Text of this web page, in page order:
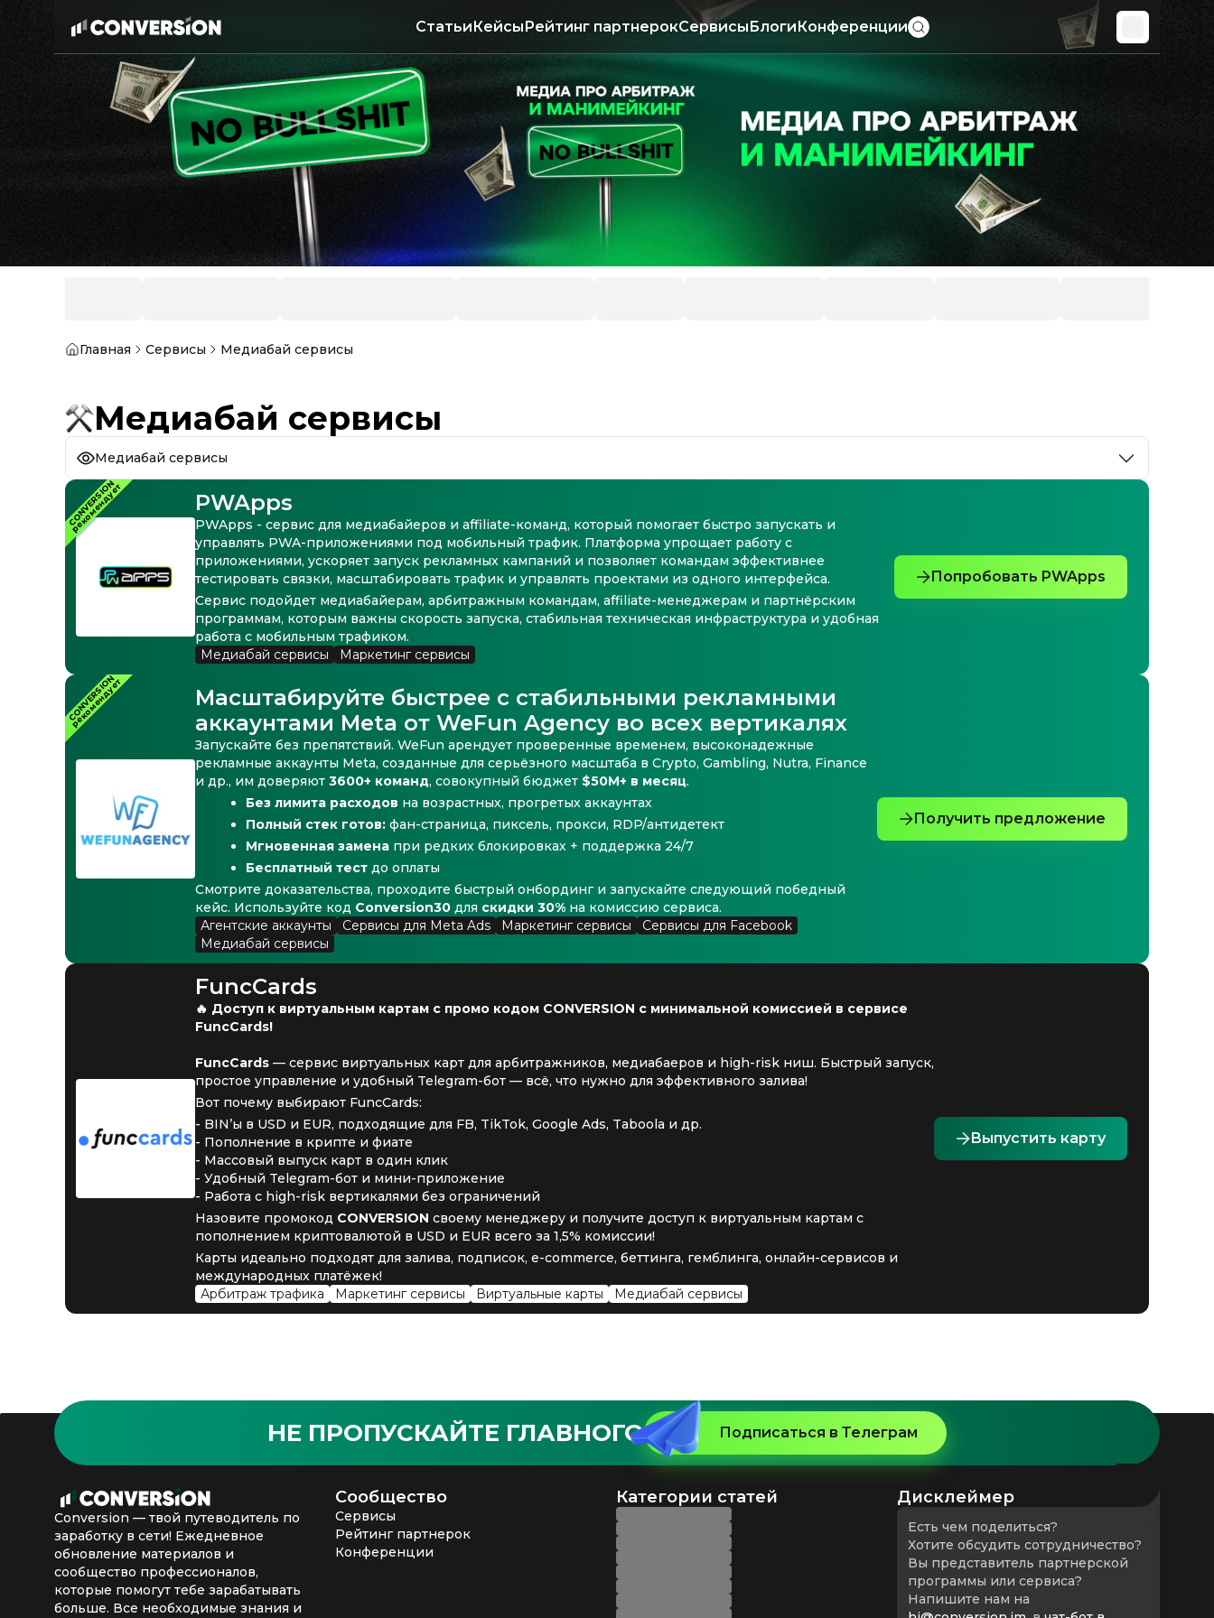
СтатьиКейсыРейтинг партнерокСервисыБлогиКонференции
Главная Сервисы Медиабай сервисы
Медиабай сервисы
Медиабай сервисы
CONVERSION
рекомендует PWApps
PWApps - сервис для медиабайеров и affiliate-команд, который помогает быстро запускать и
управлять PWA-приложениями под мобильный трафик. Платформа упрощает работу с
приложениями, ускоряет запуск рекламных кампаний и позволяет командам эффективнее
тестировать связки, масштабировать трафик и управлять проектами из одного интерфейса.
Сервис подойдет медиабайерам, арбитражным командам, affiliate-менеджерам и партнёрским
программам, которым важны скорость запуска, стабильная техническая инфраструктура и удобная
работа с мобильным трафиком.
Медиабай сервисы
Маркетинг сервисы
Попробовать PWApps
CONVERSION
рекомендует
Масштабируйте быстрее с стабильными рекламными
аккаунтами Meta от WeFun Agency во всех вертикалях
Запускайте без препятствий. WeFun арендует проверенные временем, высоконадежные
рекламные аккаунты Meta, созданные для серьёзного масштаба в Crypto, Gambling, Nutra, Finance
и др., им доверяют 3600+ команд, совокупный бюджет $50M+ в месяц.
Без лимита расходов на возрастных, прогретых аккаунтах
Полный стек готов: фан-страница, пиксель, прокси, RDP/антидетект
Мгновенная замена при редких блокировках + поддержка 24/7
Бесплатный тест до оплаты
Смотрите доказательства, проходите быстрый онбординг и запускайте следующий победный
кейс. Используйте код Conversion30 для скидки 30% на комиссию сервиса.
Агентские аккаунты
Сервисы для Meta Ads Маркетинг сервисы
Сервисы для Facebook
Медиабай сервисы
Получить предложение
FuncCards
🔥 Доступ к виртуальным картам с промо кодом CONVERSION с минимальной комиссией в сервисе
FuncCards!
FuncCards — сервис виртуальных карт для арбитражников, медиабаеров и high-risk ниш. Быстрый запуск,
простое управление и удобный Telegram-бот — всё, что нужно для эффективного залива!
Вот почему выбирают FuncCards:
- BIN’ы в USD и EUR, подходящие для FB, TikTok, Google Ads, Taboola и др.
- Пополнение в крипте и фиате
- Массовый выпуск карт в один клик
- Удобный Telegram-бот и мини-приложение
- Работа с high-risk вертикалями без ограничений
Назовите промокод CONVERSION своему менеджеру и получите доступ к виртуальным картам с
пополнением криптовалютой в USD и EUR всего за 1,5% комиссии!
Карты идеально подходят для залива, подписок, e-commerce, беттинга, гемблинга, онлайн-сервисов и
международных платёжек!
Арбитраж трафика
Маркетинг сервисы Виртуальные карты Медиабай сервисы
Выпустить карту
НЕ ПРОПУСКАЙТЕ ГЛАВНОГО Подписаться в Телеграм
Conversion — твой путеводитель по
заработку в сети! Ежедневное
обновление материалов и
сообщество профессионалов,
которые помогут тебе зарабатывать
больше. Все необходимые знания и
Сообщество
Сервисы
Рейтинг партнерок
Конференции
Категории статей Дисклеймер
Есть чем поделиться?
Хотите обсудить сотрудничество?
Вы представитель партнерской
программы или сервиса?
Напишите нам на